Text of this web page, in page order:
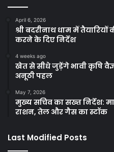
April 6, 2026
श्री बदरीनाथ धाम में तैयारियों
करने के दिए निर्देश
4 weeks ago
खेत से सीधे जुड़ेंगे भावी कृषि
अनूठी पहल
May 7, 2026
मुख्य सचिव का सख्त निर्देश:
राशन, तेल और गैस का स्टॉक
Last Modified Posts